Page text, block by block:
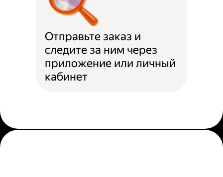
Отправьте заказ и
следите за ним через
приложение или личный
кабинет